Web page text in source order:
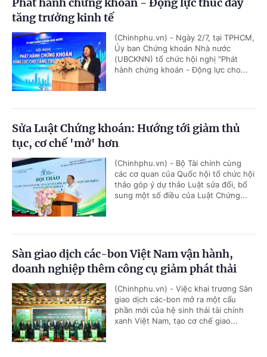
Phát hành chứng khoán - Động lực thúc đẩy
tăng trưởng kinh tế
(Chinhphu.vn) - Ngày 2/7, tại TPHCM,
Ủy ban Chứng khoán Nhà nước
(UBCKNN) tổ chức hội nghị "Phát
hành chứng khoán - Động lực cho...
Sửa Luật Chứng khoán: Hướng tới giảm thủ
tục, cơ chế 'mở' hơn
(Chinhphu.vn) - Bộ Tài chính cùng
các cơ quan của Quốc hội tổ chức hội
thảo góp ý dự thảo Luật sửa đổi, bổ
sung một số điều của Luật Chứng...
Sàn giao dịch các-bon Việt Nam vận hành,
doanh nghiệp thêm công cụ giảm phát thải
(Chinhphu.vn) - Việc khai trương Sàn
giao dịch các-bon mở ra một cấu
phần mới của hệ sinh thái tài chính
xanh Việt Nam, tạo cơ chế giao...